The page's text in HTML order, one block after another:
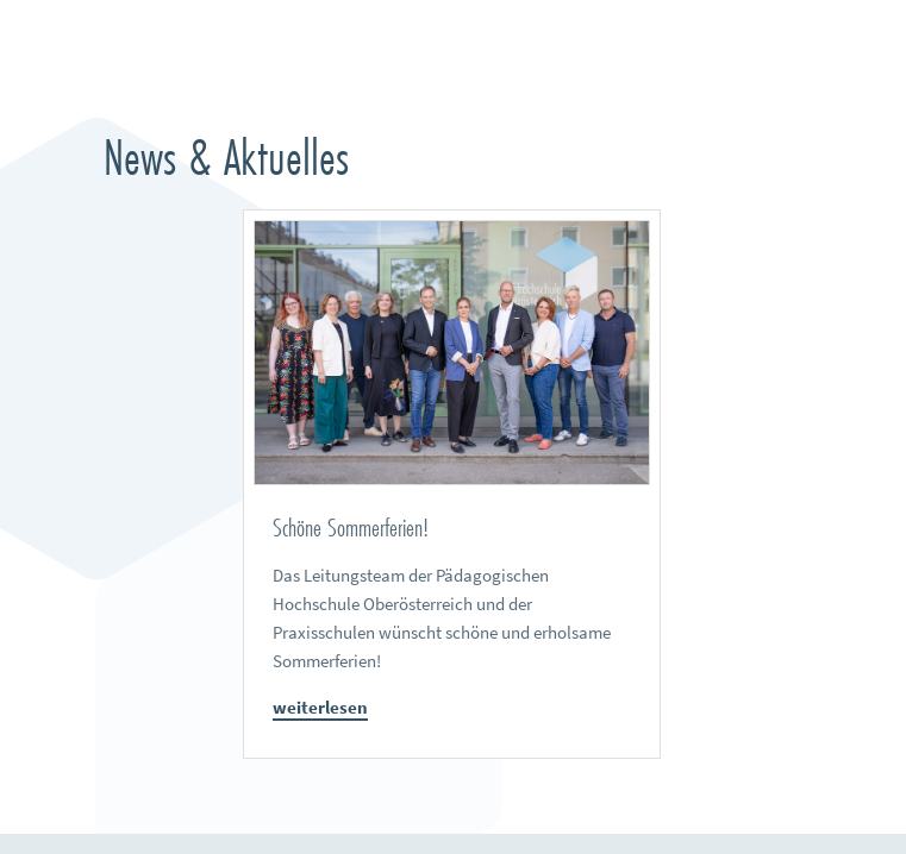
News & Aktuelles
Schöne Sommerferien!
Das Leitungsteam der Pädagogischen
Hochschule Oberösterreich und der
Praxisschulen wünscht schöne und erholsame
Sommerferien!
weiterlesen